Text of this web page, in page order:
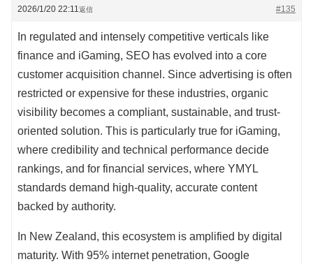
2026/1/20 22:11 #135
返信
In regulated and intensely competitive verticals like
finance and iGaming, SEO has evolved into a core
customer acquisition channel. Since advertising is often
restricted or expensive for these industries, organic
visibility becomes a compliant, sustainable, and trust-
oriented solution. This is particularly true for iGaming,
where credibility and technical performance decide
rankings, and for financial services, where YMYL
standards demand high-quality, accurate content
backed by authority.
In New Zealand, this ecosystem is amplified by digital
maturity. With 95% internet penetration, Google